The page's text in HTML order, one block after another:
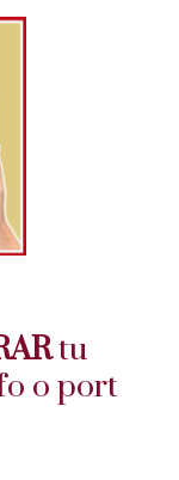
tu
o